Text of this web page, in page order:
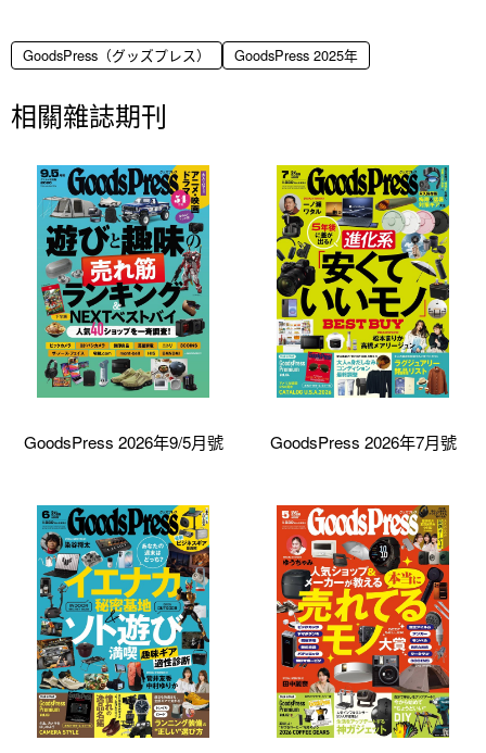
GoodsPress（グッズプレス） GoodsPress 2025年
相關雜誌期刊
GoodsPress 2026年9/5月號 GoodsPress 2026年7月號